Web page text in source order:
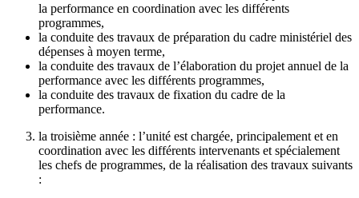
la performance en coordination avec les différents
programmes,
la conduite des travaux de préparation du cadre ministériel des
dépenses à moyen terme,
la conduite des travaux de l’élaboration du projet annuel de la
performance avec les différents programmes,
la conduite des travaux de fixation du cadre de la
performance.
la troisième année : l’unité est chargée, principalement et en
coordination avec les différents intervenants et spécialement
les chefs de programmes, de la réalisation des travaux suivants
: